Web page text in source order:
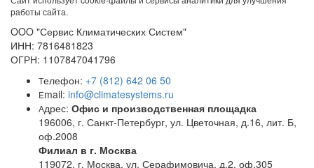
работы сайта.
OOO "Сервис Климатических Систем"
ИНН: 7816481823
ОГРН: 1107847041796
Телефон: +7 (812) 642 06 50
Email: info@climatesystems.ru
Адрес: Офис и производственная площадка
196006, г. Санкт-Петербург, ул. Цветочная, д.16, лит. Б,
оф.2008
Филиал в г. Москва
119072, г. Москва, ул. Серафимовича, д.2, оф.305